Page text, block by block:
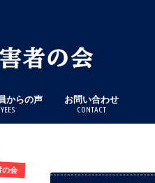
からの声 お問い合わせ
CONTACT
の会